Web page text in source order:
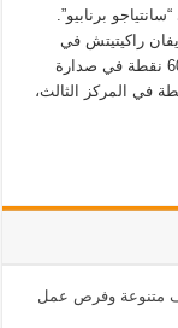
“سانتياجو برنابيو”.
راكيتيتش في
الدقيقة 26. وبهذا الانتصار رفع برشلونة رصيده إلى 60 نقطة في صدارة
بينما تجمد رصيد ريال مدريد عند 48 نقطة في المركز الثالث،
2024 وظائف متنوعة وفرص عمل